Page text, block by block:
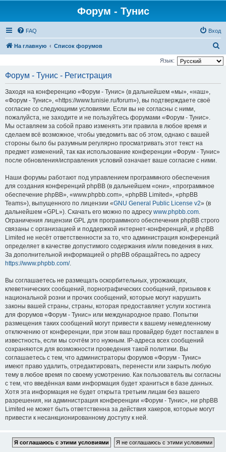
Форум - Тунис
FAQ Вход
На главную Список форумов
о
Язык:
Форум - Тунис - Регистрация
Заходя на конференцию «Форум - Тунис» (в дальнейшем «мы», «наш»,
«Форум - Тунис», «https://www.tunisie.ru/forum»), вы подтверждаете своё
согласие со следующими условиями. Если вы не согласны с ними,
пожалуйста, не заходите и не пользуйтесь форумами «Форум - Тунис».
Мы оставляем за собой право изменять эти правила в любое время и
сделаем всё возможное, чтобы уведомить вас об этом, однако с вашей
стороны было бы разумным регулярно просматривать этот текст на
предмет изменений, так как использование конференции «Форум - Тунис»
после обновления/исправления условий означает ваше согласие с ними.
Наши форумы работают под управлением программного обеспечения
для создания конференций phpBB (в дальнейшем «они», «программное
обеспечение phpBB», «www.phpbb.com», «phpBB Limited», «phpBB
Teams»), выпущенного по лицензии «GNU General Public License v2» (в
дальнейшем «GPL»). Скачать его можно по адресу www.phpbb.com.
Ограничения лицензии GPL для программного обеспечения phpBB строго
связаны с организацией и поддержкой интернет-конференций, и phpBB
Limited не несёт ответственности за то, что администрация конференций
определяет в качестве допустимого содержания и/или поведения в них.
За дополнительной информацией о phpBB обращайтесь по адресу
https://www.phpbb.com/.
Вы соглашаетесь не размещать оскорбительных, угрожающих,
клеветнических сообщений, порнографических сообщений, призывов к
национальной розни и прочих сообщений, которые могут нарушить
законы вашей страны, страны, которая предоставляет услуги хостинга
для форумов «Форум - Тунис» или международное право. Попытки
размещения таких сообщений могут привести к вашему немедленному
отключению от конференции, при этом ваш провайдер будет поставлен в
известность, если мы сочтём это нужным. IP-адреса всех сообщений
сохраняются для возможности проведения такой политики. Вы
соглашаетесь с тем, что администраторы форумов «Форум - Тунис»
имеют право удалить, отредактировать, перенести или закрыть любую
тему в любое время по своему усмотрению. Как пользователь вы согласны
с тем, что введённая вами информация будет храниться в базе данных.
Хотя эта информация не будет открыта третьим лицам без вашего
разрешения, ни администрация конференции «Форум - Тунис», ни phpBB
Limited не может быть ответственна за действия хакеров, которые могут
привести к несанкционированному доступу к ней.